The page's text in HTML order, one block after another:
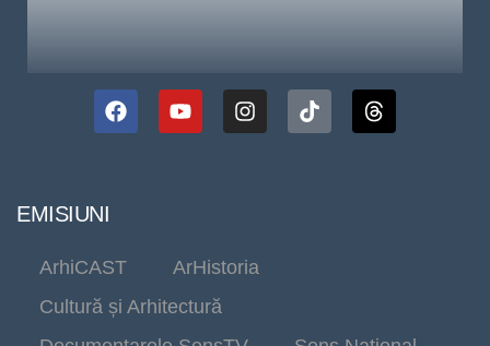
EMISIUNI
ArhiCAST
ArHistoria
Cultură și Arhitectură